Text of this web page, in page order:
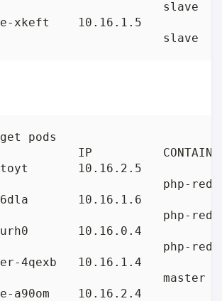
slave
xkeft    10.16.1.5
slave
pods
IP
ltoyt       10.16.2.5
php-
o6dla       10.16.1.6
php-
rurh0       10.16.0.4
php-
4qexb   10.16.1.4
a90om    10.16.2.4